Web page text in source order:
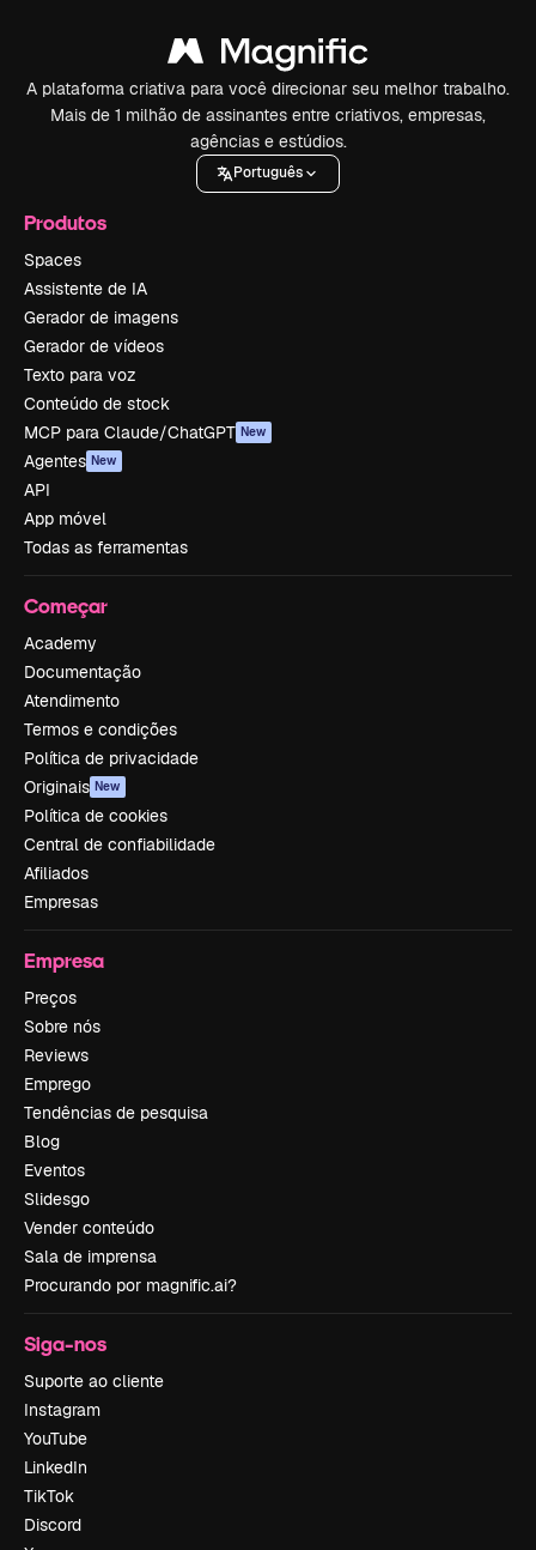
A plataforma criativa para você direcionar seu melhor trabalho.
Mais de 1 milhão de assinantes entre criativos, empresas,
agências e estúdios.
Português
Produtos
Spaces
Assistente de IA
Gerador de imagens
Gerador de vídeos
Texto para voz
Conteúdo de stock
MCP para Claude/ChatGPT New
Agentes New
API
App móvel
Todas as ferramentas
Começar
Academy
Documentação
Atendimento
Termos e condições
Política de privacidade
Originais New
Política de cookies
Central de confiabilidade
Afiliados
Empresas
Empresa
Preços
Sobre nós
Reviews
Emprego
Tendências de pesquisa
Blog
Eventos
Slidesgo
Vender conteúdo
Sala de imprensa
Procurando por magnific.ai?
Siga-nos
Suporte ao cliente
Instagram
YouTube
LinkedIn
TikTok
Discord